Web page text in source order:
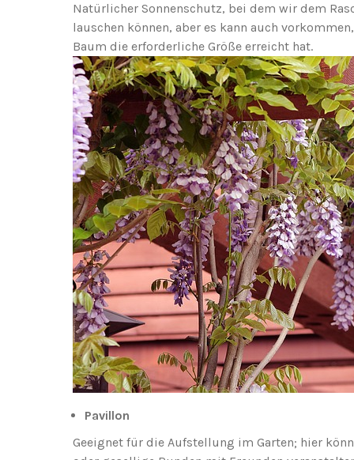
Natürlicher Sonnenschutz, bei dem wir dem
lauschen können, aber es kann auch
Baum die erforderliche Größe erreicht hat.
Pavillon
Geeignet für die Aufstellung im Garten; hier